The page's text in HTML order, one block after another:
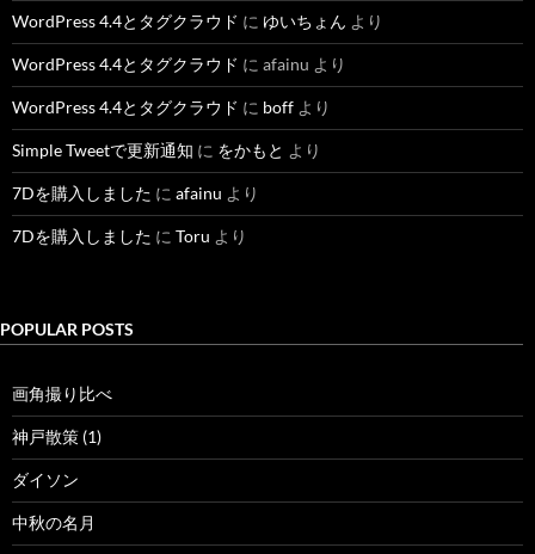
WordPress 4.4とタグクラウド に ゆいちょん より
WordPress 4.4とタグクラウド に afainu より
WordPress 4.4とタグクラウド に boff より
Simple Tweetで更新通知 に をかもと より
7Dを購入しました に afainu より
7Dを購入しました に Toru より
POPULAR POSTS
画角撮り比べ
神戸散策 (1)
ダイソン
中秋の名月